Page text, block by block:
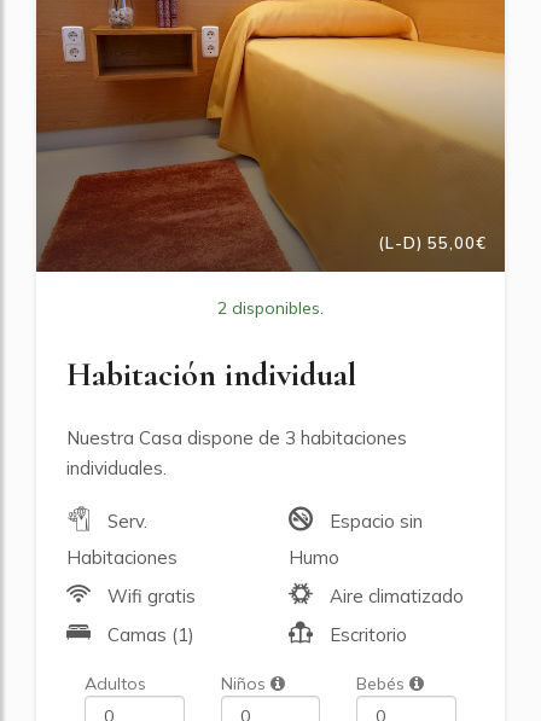
(L-D) 55,00€
2 disponibles.
Habitación individual
Nuestra Casa dispone de 3 habitaciones
individuales.
Serv.
Habitaciones
Wifi gratis
Camas (1)
Espacio sin
Humo
Aire climatizado
Escritorio
Adultos Niños Bebés